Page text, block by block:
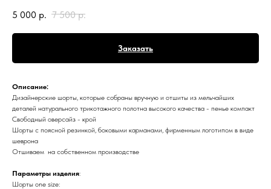
5 000 р. 7 500 р.
Заказать
Описание:
Дизайнерские шорты, которые собраны вручную и отшиты из мельчайших
деталей натурального трикотажного полотна высокого качества - пенье компакт
Свободный оверсайз - крой
Шорты с поясной резинкой, боковыми карманами, фирменным логотипом в виде
шеврона
Отшиваем на собственном производстве
Параметры изделия:
Шорты one size: